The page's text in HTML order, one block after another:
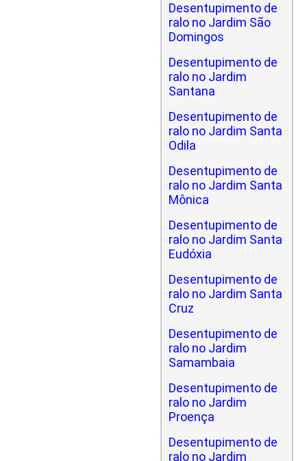
Desentupimento de
ralo no Jardim São
Domingos
Desentupimento de
ralo no Jardim
Santana
Desentupimento de
ralo no Jardim Santa
Odila
Desentupimento de
ralo no Jardim Santa
Mônica
Desentupimento de
ralo no Jardim Santa
Eudóxia
Desentupimento de
ralo no Jardim Santa
Cruz
Desentupimento de
ralo no Jardim
Samambaia
Desentupimento de
ralo no Jardim
Proença
Desentupimento de
ralo no Jardim